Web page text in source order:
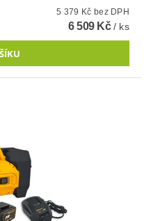
5 379 Kč bez DPH
6 509 Kč/ ks